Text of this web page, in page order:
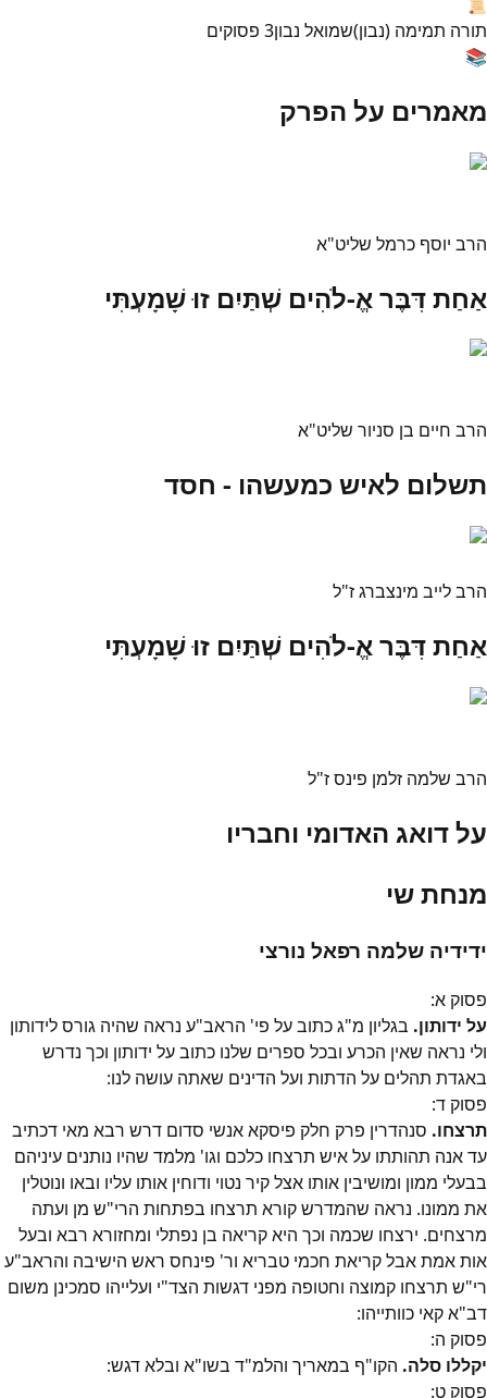
תורה תמימה (נבון)שמואל נבון3 פסוקים
📚
מאמרים על הפרק
הרב יוסף כרמל שליט"א
אַחַת דִּבֶּר אֱ-לֹהִים שְׁתַּיִם זוּ שָׁמָעְתִּי
הרב חיים בן סניור שליט"א
תשלום לאיש כמעשהו - חסד
הרב לייב מינצברג ז"ל
אַחַת דִּבֶּר אֱ-לֹהִים שְׁתַּיִם זוּ שָׁמָעְתִּי
הרב שלמה זלמן פינס ז"ל
על דואג האדומי וחבריו
מנחת שי
ידידיה שלמה רפאל נורצי
פסוק א:
על ידותון. בגליון מ"ג כתוב על פי' הראב"ע נראה שהיה גורס לידותון
ולי נראה שאין הכרע ובכל ספרים שלנו כתוב על ידותון וכך נדרש
באגדת תהלים על הדתות ועל הדינים שאתה עושה לנו:
פסוק ד:
תרצחו. סנהדרין פרק חלק פיסקא אנשי סדום דרש רבא מאי דכתיב
עד אנה תהותתו על איש תרצחו כלכם וגו' מלמד שהיו נותנים עיניהם
בבעלי ממון ומושיבין אותו אצל קיר נטוי ודוחין אותו עליו ובאו ונוטלין
את ממונו. נראה שהמדרש קורא תרצחו בפתחות הרי"ש מן ועתה
מרצחים. ירצחו שכמה וכך היא קריאה בן נפתלי ומחזורא רבא ובעל
אות אמת אבל קריאת חכמי טבריא ור' פינחס ראש הישיבה והראב"ע
רי"ש תרצחו קמוצה וחטופה מפני דגשות הצד"י ועלייהו סמכינן משום
דב"א קאי כוותייהו:
פסוק ה:
יקללו סלה. הקו"ף במאריך והלמ"ד בשו"א ובלא דגש:
פסוק ט: